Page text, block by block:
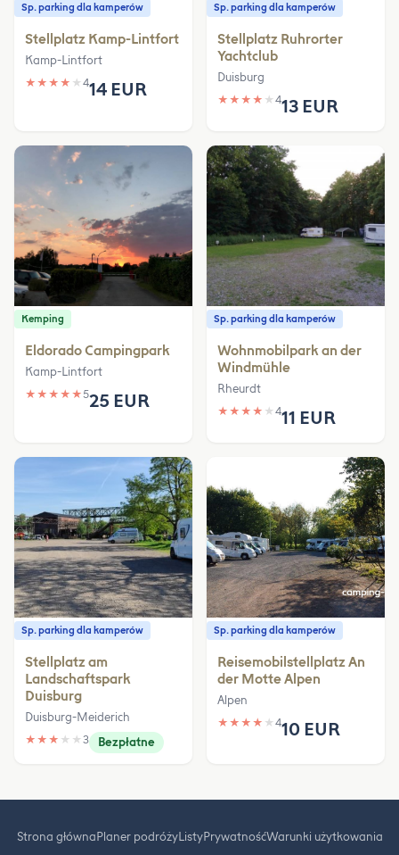
Sp. parking dla kamperów
Stellplatz Kamp-Lintfort
Kamp-Lintfort
★ ★ ★ ★ ★ 414 EUR
Sp. parking dla kamperów
Stellplatz Ruhrorter
Yachtclub
Duisburg
★ ★ ★ ★ ★ 413 EUR
Kemping
Eldorado Campingpark
Kamp-Lintfort
★ ★ ★ ★ ★525 EUR
Sp. parking dla kamperów
Wohnmobilpark an der
Windmühle
Rheurdt
★ ★ ★ ★ ★ 411 EUR
Sp. parking dla kamperów
Stellplatz am
Landschaftspark
Duisburg
Duisburg-Meiderich
★ ★ ★ ★ ★ 3 Bezpłatne
Sp. parking dla kamperów
Reisemobilstellplatz An
der Motte Alpen
Alpen
★ ★ ★ ★ ★ 410 EUR
Strona głównaPlaner podróżyListyPrywatnośćWarunki użytkowania